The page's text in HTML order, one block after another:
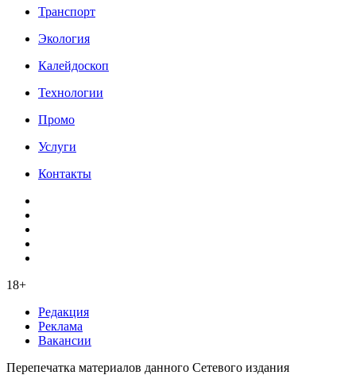
Транспорт
Экология
Калейдоскоп
Технологии
Промо
Услуги
Контакты
18+
Редакция
Реклама
Вакансии
Перепечатка материалов данного Сетевого издания